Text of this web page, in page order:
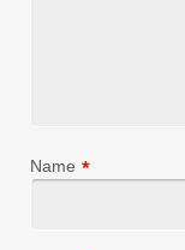
Name *